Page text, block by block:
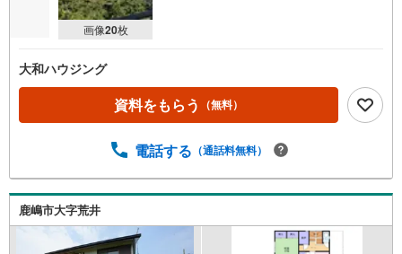
画像20枚
大和ハウジング
資料をもらう （無料）
電話する （通話料無料）
鹿嶋市大字荒井